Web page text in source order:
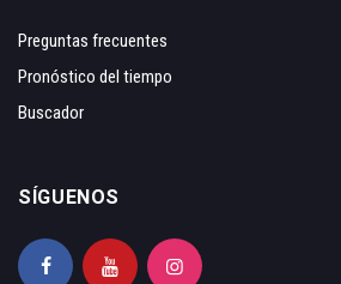
Preguntas frecuentes
Pronóstico del tiempo
Buscador
SÍGUENOS